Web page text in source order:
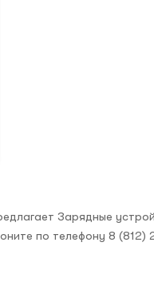
Зарядные
по телефону 8